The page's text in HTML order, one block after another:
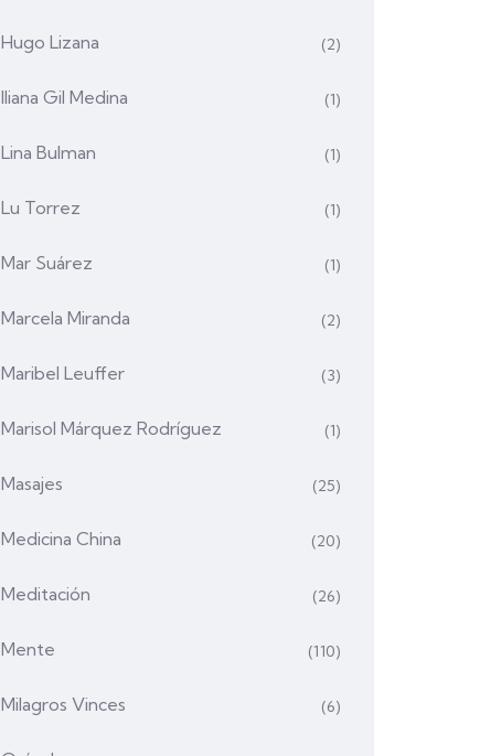
Hugo Lizana (2)
Iliana Gil Medina (1)
Lina Bulman (1)
Lu Torrez (1)
Mar Suárez (1)
Marcela Miranda (2)
Maribel Leuffer (3)
Marisol Márquez Rodríguez (1)
Masajes (25)
Medicina China (20)
Meditación (26)
Mente (110)
Milagros Vinces (6)